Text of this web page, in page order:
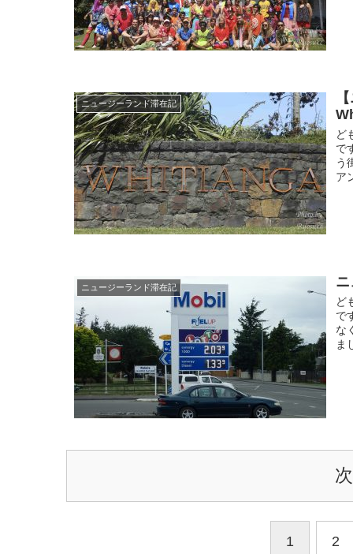
ニュージーランド滞在記
ど
で
う
ア
ニュージーランド滞在記
ど
で
な
ま
1 2